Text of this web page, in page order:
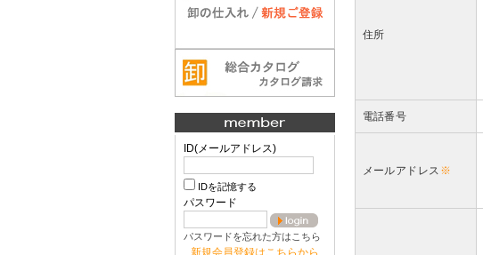
ID(メールアドレス)
IDを記憶する
パスワード
パスワードを忘れた方はこちら
新規会員登録はこちらから
住所
電話番号
メールアドレス ※